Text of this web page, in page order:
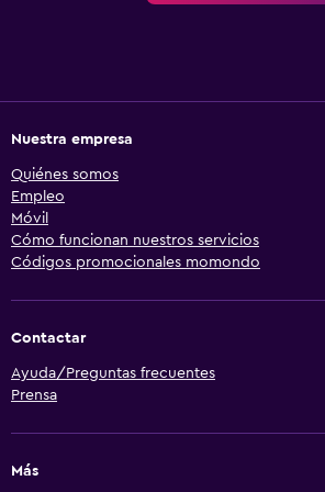
Nuestra empresa
Quiénes somos
Empleo
Móvil
Cómo funcionan nuestros servicios
Códigos promocionales momondo
Contactar
Ayuda/Preguntas frecuentes
Prensa
Más